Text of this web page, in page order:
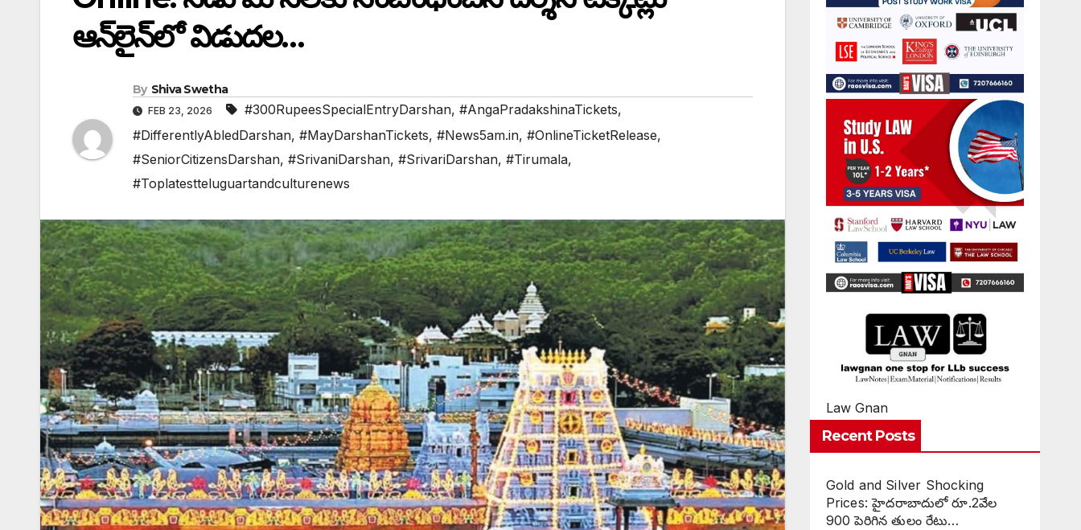
ఆన్⁬లైన్⁬లో విడుదల…
By Shiva Swetha
FEB 23, 2026 #300RupeesSpecialEntryDarshan, #AngaPradakshinaTickets,
#DifferentlyAbledDarshan, #MayDarshanTickets, #News5am.in, #OnlineTicketRelease,
#SeniorCitizensDarshan, #SrivaniDarshan, #SrivariDarshan, #Tirumala,
#Toplatestteluguartandculturenews
Law Gnan
Recent Posts
Gold and Silver Shocking
Prices: హైదరాబాదులో రూ.2వేల
900 పెరిగిన తులం రేటు…